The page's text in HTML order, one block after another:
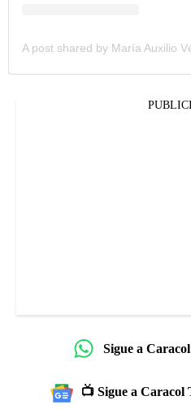
Sigue a
📺 Sigue a Caracol